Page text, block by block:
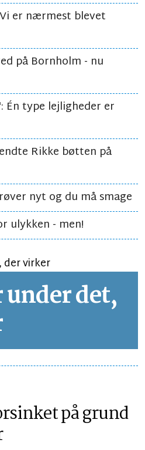
er nærmest blevet
på Bornholm - nu
type lejligheder er
Rikke bøtten på
nyt og du må smage
ulykken - men!
under det,
på grund